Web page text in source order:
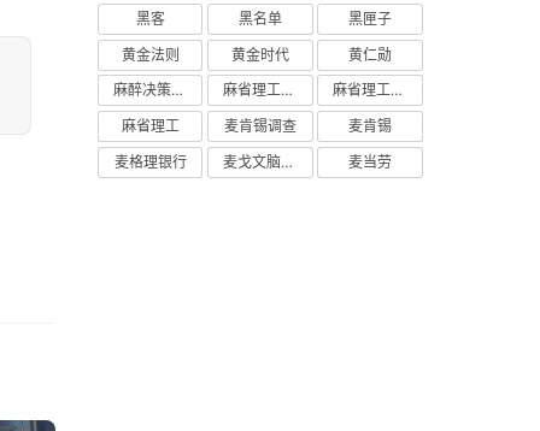
黑客
黑名单
黑匣子
黄金法则
黄金时代
黄仁勋
麻醉决策支持
麻省理工学院研究
麻省理工学院
麻省理工
麦肯锡调查
麦肯锡
麦格理银行
麦戈文脑研究所 麦当劳